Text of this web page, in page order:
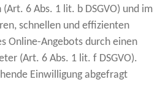
6 Abs. 1 lit. b DSGVO) und im
schnellen und effizienten
Online-Angebots durch einen
(Art. 6 Abs. 1 lit. f DSGVO).
Einwilligung abgefragt